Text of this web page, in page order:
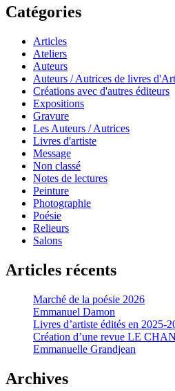
Catégories
Articles
Ateliers
Auteurs
Auteurs / Autrices de livres
Créations avec d'autres éditeurs
Expositions
Gravure
Les Auteurs / Autrices
Livres d'artiste
Message
Non classé
Notes de lectures
Peinture
Photographie
Poésie
Relieurs
Salons
Articles récents
Marché de la poésie 2026
Emmanuel Damon
Livres d’artiste édités en 2025-
Création d’une revue LE
Emmanuelle Grandjean
Archives